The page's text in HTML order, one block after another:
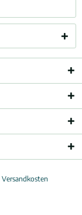
Versandkosten